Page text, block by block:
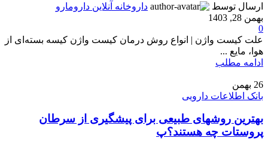
ارسال توسط
داروخانه آنلاین دارومارو
بهمن 28, 1403
0
علت کیست واژن | انواع روش درمان کیست واژن کیسه بسته‌ای از
هوا، مایع ...
ادامه مطلب
26 بهمن
بانک اطلاعات دارویی
بهترین روشهای طبیعی برای پیشگیری از سرطان
پروستات چه هستند؟پ